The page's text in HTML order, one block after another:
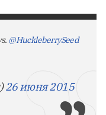
@HuckleberrySeed
26 июня 2015